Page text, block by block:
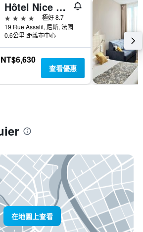
Hôtel Nice Azur Riviera
4星級
極好 8.7
19 Rue Assalit, 尼斯, 法國
0.6公里 距離市中心
NT$6,630
查看優惠
在地圖上查看